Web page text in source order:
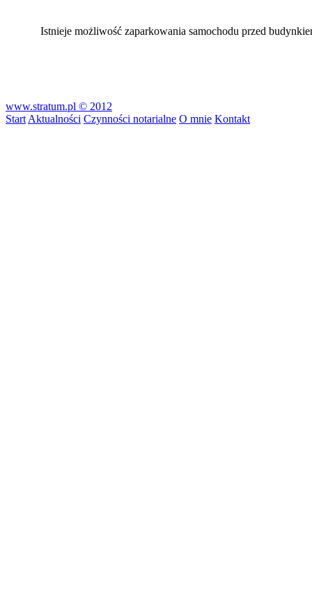
Istnieje możliwość zaparkowania samochodu przed
www.stratum.pl © 2012
Start Aktualności Czynności notarialne O mnie Kontakt